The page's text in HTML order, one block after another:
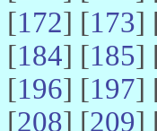
[172] [173]
[184] [185]
[196] [197]
[208] [209]